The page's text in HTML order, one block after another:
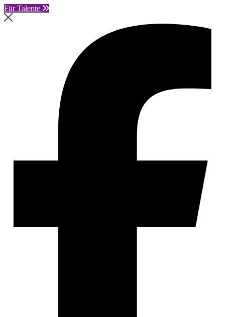
Für Talente